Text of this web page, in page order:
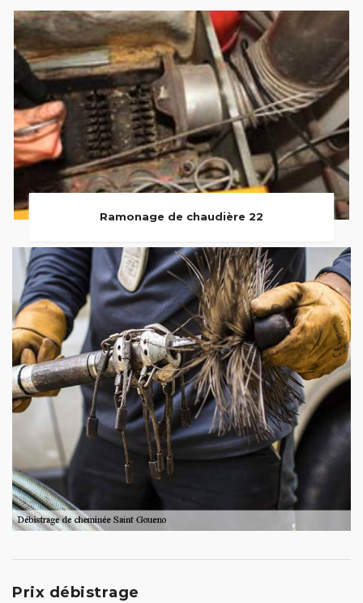
Ramonage de chaudière 22
Prix débistrage